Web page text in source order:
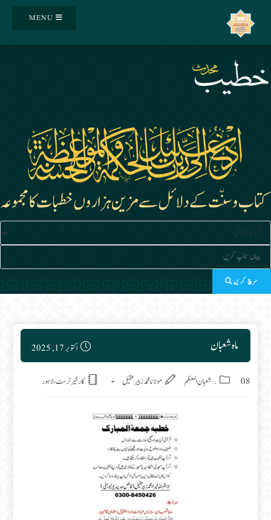
MENU
سرچ کریں
ماہ شعبان Post published:
اکتوبر 17, 2025
Post category:
08. شعبان المعظم مولانا محمد زبیر عقیل کارخیر ٹرسٹ، لاہور